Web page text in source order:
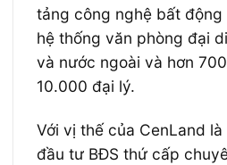
tảng công nghệ bất động
hệ thống văn phòng đại
và nước ngoài và hơn
10.000 đại lý.
Với vị thế của CenLand
đầu tư BĐS thứ cấp